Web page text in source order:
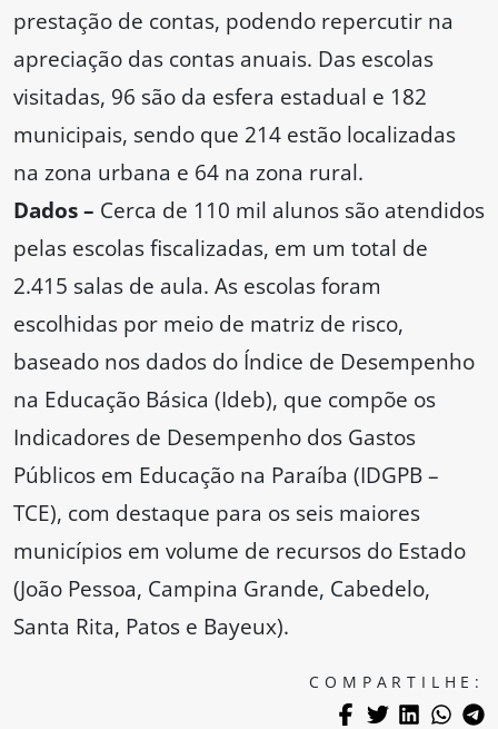
prestação de contas, podendo repercutir na
apreciação das contas anuais. Das escolas
visitadas, 96 são da esfera estadual e 182
municipais, sendo que 214 estão localizadas
na zona urbana e 64 na zona rural.
Dados – Cerca de 110 mil alunos são atendidos
pelas escolas fiscalizadas, em um total de
2.415 salas de aula. As escolas foram
escolhidas por meio de matriz de risco,
baseado nos dados do Índice de Desempenho
na Educação Básica (Ideb), que compõe os
Indicadores de Desempenho dos Gastos
Públicos em Educação na Paraíba (IDGPB –
TCE), com destaque para os seis maiores
municípios em volume de recursos do Estado
(João Pessoa, Campina Grande, Cabedelo,
Santa Rita, Patos e Bayeux).
COMPARTILHE: